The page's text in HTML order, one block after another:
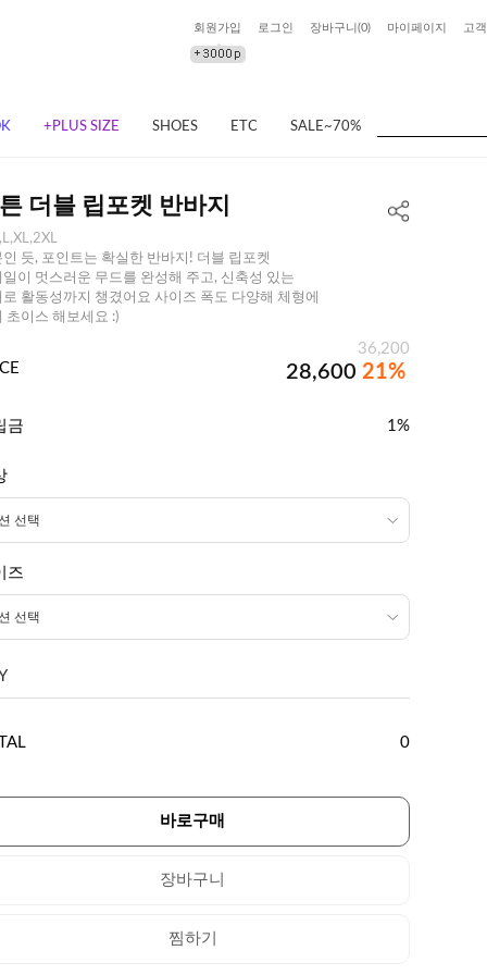
회원가입 로그인 장바구니(0) 마이페이지 고
+PLUS SIZE SHOES ETC SALE~70%
더블 립포켓 반바지
인 듯, 포인트는 확실한 반바지! 더블 립포켓
일이 멋스러운 무드를 완성해 주고, 신축성 있는
로 활동성까지 챙겼어요 사이즈 폭도 다양해 체형에
초이스 해보세요 :)
36,200
28,600 21%
금 1%
즈
0
바로구매
장바구니
찜하기